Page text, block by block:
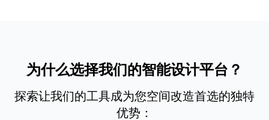
为什么选择我们的智能设计平台？
探索让我们的工具成为您空间改造首选的独特
优势：